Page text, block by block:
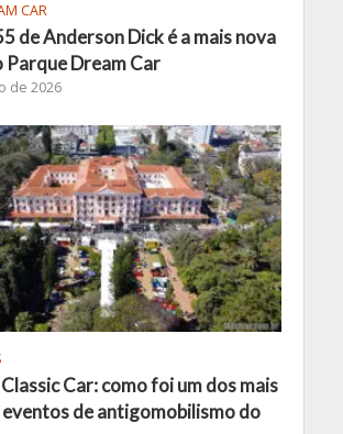
CAR
de Anderson Dick é a mais nova
Parque Dream Car
de 2026
Car: como foi um dos mais
de antigomobilismo do